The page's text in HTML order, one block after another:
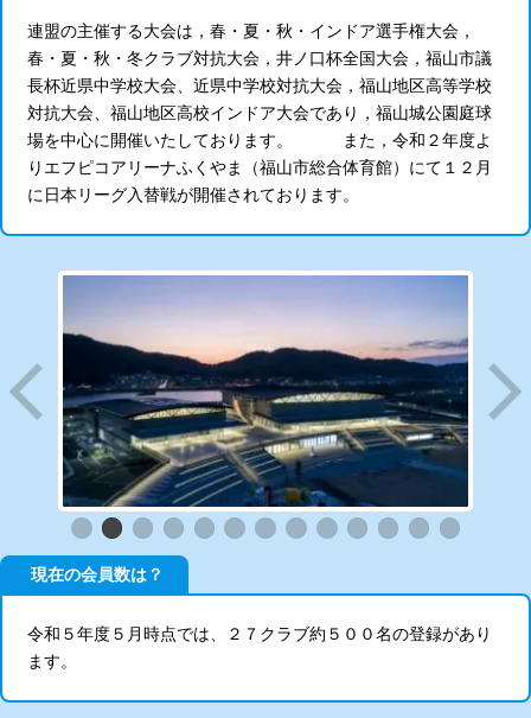
連盟の主催する大会は，春・夏・秋・インドア選手権大会，
春・夏・秋・冬クラブ対抗大会，井ノ口杯全国大会，福山市議
長杯近県中学校大会、近県中学校対抗大会，福山地区高等学校
対抗大会、福山地区高校インドア大会であり，福山城公園庭球
場を中心に開催いたしております。 また，令和２年度よ
りエフピコアリーナふくやま（福山市総合体育館）にて１２月
に日本リーグ入替戦が開催されております。
現在の会員数は？
令和５年度５月時点では、２７クラブ約５００名の登録があり
ます。